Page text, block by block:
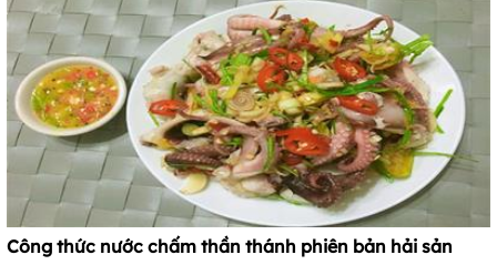
Công thức nước chấm thần thánh phiên bản hải sản